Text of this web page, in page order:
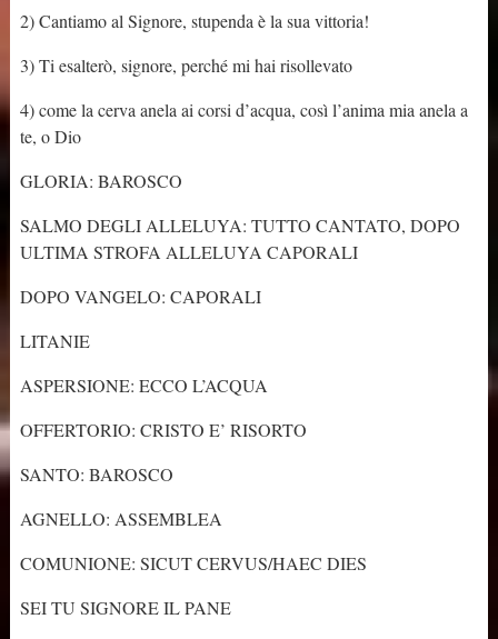
2) Cantiamo al Signore, stupenda è la sua vittoria!
3) Ti esalterò, signore, perché mi hai risollevato
4) come la cerva anela ai corsi d’acqua, così l’anima mia anela a
te, o Dio
GLORIA: BAROSCO
SALMO DEGLI ALLELUYA: TUTTO CANTATO, DOPO
ULTIMA STROFA ALLELUYA CAPORALI
DOPO VANGELO: CAPORALI
LITANIE
ASPERSIONE: ECCO L’ACQUA
OFFERTORIO: CRISTO E’ RISORTO
SANTO: BAROSCO
AGNELLO: ASSEMBLEA
COMUNIONE: SICUT CERVUS/HAEC DIES
SEI TU SIGNORE IL PANE